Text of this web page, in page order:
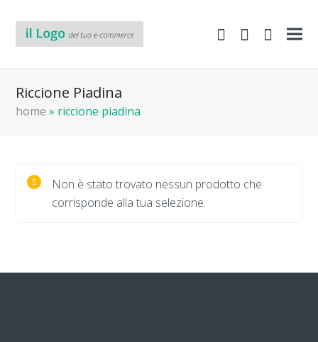
shopping-
Areasearch
Riccione Piadina
home » riccione piadina
Non è stato trovato nessun prodotto che
corrisponde alla tua selezione.